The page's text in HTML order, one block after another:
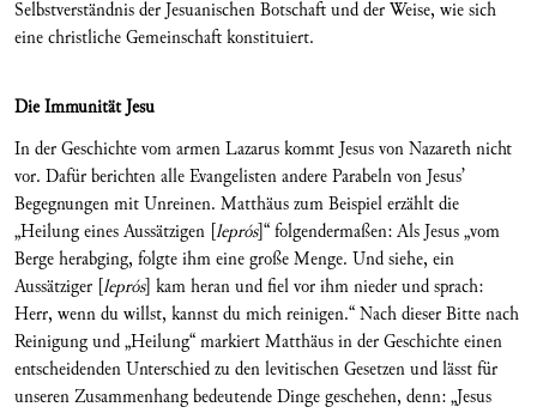
Selbstverständnis der Jesuanischen Botschaft und der Weise, wie sich
eine christliche Gemeinschaft konstituiert.
Die Immunität Jesu
In der Geschichte vom armen Lazarus kommt Jesus von Nazareth nicht
vor. Dafür berichten alle Evangelisten andere Parabeln von Jesus’
Begegnungen mit Unreinen. Matthäus zum Beispiel erzählt die
„Heilung eines Aussätzigen [leprós]“ folgendermaßen: Als Jesus „vom
Berge herabging, folgte ihm eine große Menge. Und siehe, ein
Aussätziger [leprós] kam heran und fiel vor ihm nieder und sprach:
Herr, wenn du willst, kannst du mich reinigen.“ Nach dieser Bitte nach
Reinigung und „Heilung“ markiert Matthäus in der Geschichte einen
entscheidenden Unterschied zu den levitischen Gesetzen und lässt für
unseren Zusammenhang bedeutende Dinge geschehen, denn: „Jesus